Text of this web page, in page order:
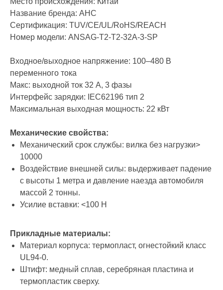
Название бренда: АНС
Сертификация: TUV/CE/UL/RoHS/REACH
Номер модели: ANSAG-T2-T2-32A-3-SP
Входное/выходное напряжение: 100–480 В
переменного тока
Макс: выходной ток 32 А, 3 фазы
Интерфейс зарядки: IEC62196 тип 2
Максимальная выходная мощность: 22 кВт
Механические свойства:
Механический срок службы: вилка без нагрузки>
10000
Воздействие внешней силы: выдерживает падение
с высоты 1 метра и давление наезда автомобиля
массой 2 тонны.
Усилие вставки: <100 Н
Прикладные материалы:
Материал корпуса: термопласт, огнестойкий класс
UL94-0.
Штифт: медный сплав, серебряная пластина и
термопластик сверху.